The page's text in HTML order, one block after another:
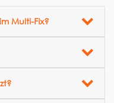
Multi-Fix?